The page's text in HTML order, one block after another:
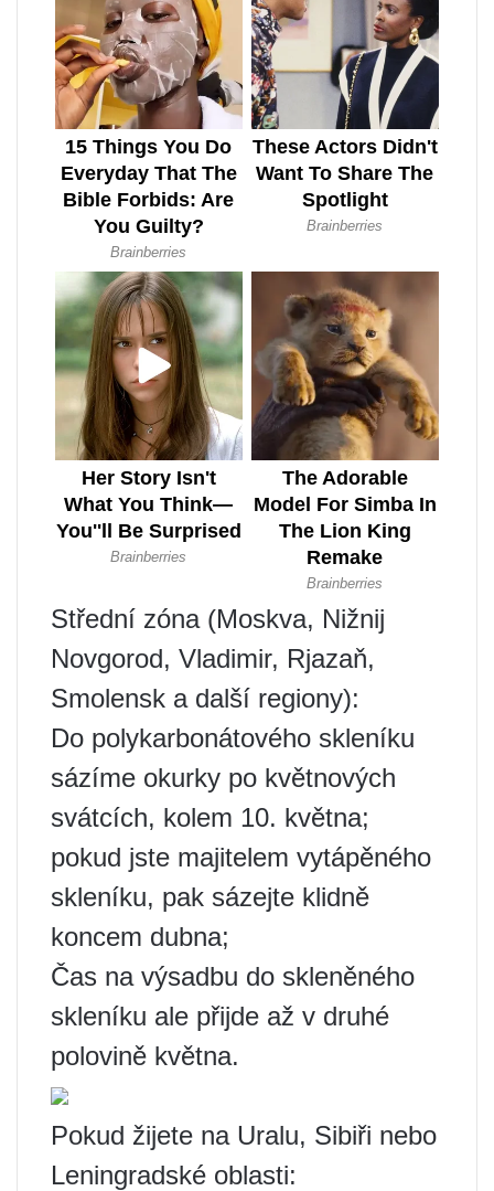
Střední zóna (Moskva, Nižnij
Novgorod, Vladimir, Rjazaň,
Smolensk a další regiony):
Do polykarbonátového skleníku
sázíme okurky po květnových
svátcích, kolem 10. května;
pokud jste majitelem vytápěného
skleníku, pak sázejte klidně
koncem dubna;
Čas na výsadbu do skleněného
skleníku ale přijde až v druhé
polovině května.
Pokud žijete na Uralu, Sibiři nebo
Leningradské oblasti: